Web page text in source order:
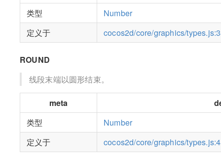
类型
Number
定义于
cocos2d/core/graphics/
ROUND
线段末端以圆形结束。
meta
类型
Number
定义于
cocos2d/core/graphics/